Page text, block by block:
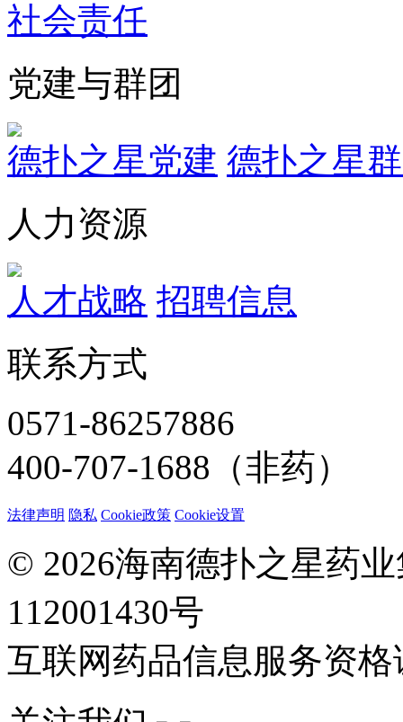
社会责任
党建与群团
德扑之星党建 德扑之星
人力资源
人才战略 招聘信息
联系方式
0571-86257886
400-707-1688（非药）
法律声明 隐私 Cookie政策 Cookie设置
© 2026海南德扑之星药
112001430号
互联网药品信息服务资